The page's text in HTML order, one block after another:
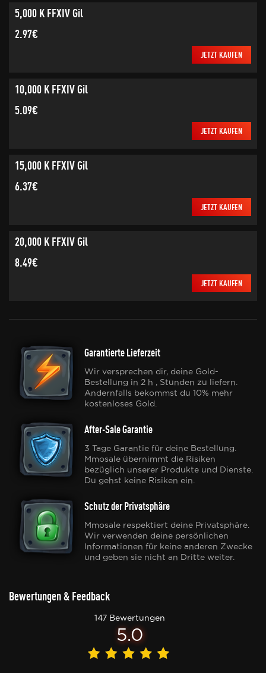
5,000 K FFXIV Gil
2.97€
JETZT KAUFEN
10,000 K FFXIV Gil
5.09€
JETZT KAUFEN
15,000 K FFXIV Gil
6.37€
JETZT KAUFEN
20,000 K FFXIV Gil
8.49€
JETZT KAUFEN
Garantierte Lieferzeit
Wir versprechen dir, deine Gold-
Bestellung in 2 h , Stunden zu liefern.
Andernfalls bekommst du 10% mehr
kostenloses Gold.
After-Sale Garantie
3 Tage Garantie für deine Bestellung.
Mmosale übernimmt die Risiken
bezüglich unserer Produkte und Dienste.
Du gehst keine Risiken ein.
Schutz der Privatsphäre
Mmosale respektiert deine Privatsphäre.
Wir verwenden deine persönlichen
Informationen für keine anderen Zwecke
und geben sie nicht an Dritte weiter.
Bewertungen & Feedback
147 Bewertungen
5.0